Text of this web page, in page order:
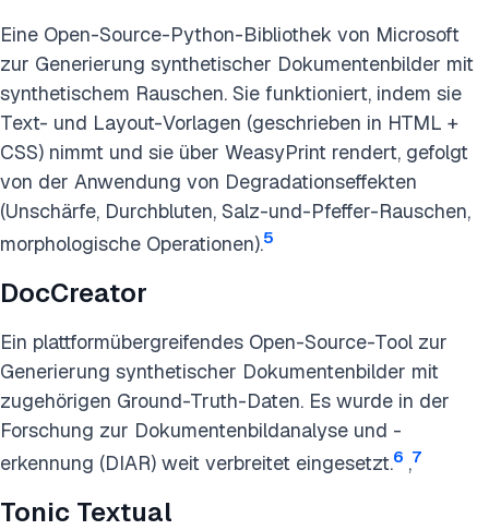
Eine Open-Source-Python-Bibliothek von Microsoft
zur Generierung synthetischer Dokumentenbilder mit
synthetischem Rauschen. Sie funktioniert, indem sie
Text- und Layout-Vorlagen (geschrieben in HTML +
CSS) nimmt und sie über WeasyPrint rendert, gefolgt
von der Anwendung von Degradationseffekten
(Unschärfe, Durchbluten, Salz-und-Pfeffer-Rauschen,
morphologische Operationen).5
DocCreator
Ein plattformübergreifendes Open-Source-Tool zur
Generierung synthetischer Dokumentenbilder mit
zugehörigen Ground-Truth-Daten. Es wurde in der
Forschung zur Dokumentenbildanalyse und -
erkennung (DIAR) weit verbreitet eingesetzt.6 ,7
Tonic Textual